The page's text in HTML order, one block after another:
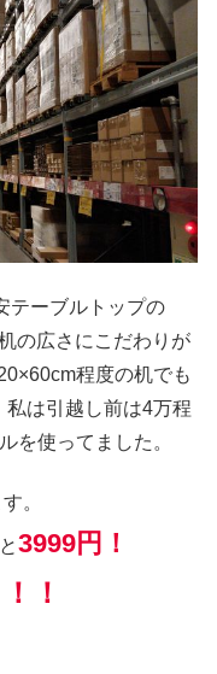
テーブルトップの
の広さにこだわりが
程度の机でも
は引越し前は4万程
を使ってました。
。
3999円！
！